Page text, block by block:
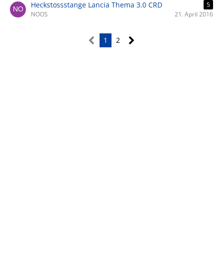
Heckstossstange Lancia Thema 3.0 CRD
5
NOOS
21. April 2016
1 2